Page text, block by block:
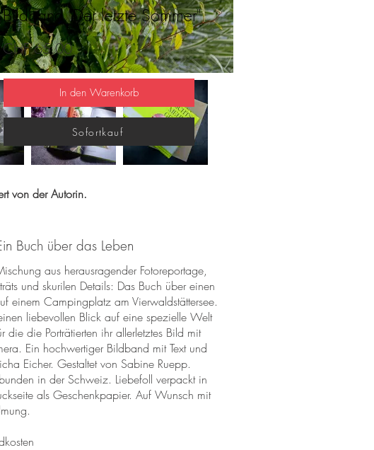
Bildband "Der letzte Sommer"
​
CHF 65.00
In den Warenkorb
Sofortkauf
von der Autorin.
Buch über das Leben
aus herausragender Fotoreportage,
und skurilen Details: Das Buch über einen
einem Campingplatz am Vierwaldstättersee.
liebevollen Blick auf eine spezielle Welt
die die Porträtierten ihr allerletztes Bild mit
Ein hochwertiger Bildband mit Text und
Eicher. Gestaltet von Sabine Ruepp.
in der Schweiz. Liebefoll verpackt in
als Geschenkpapier. Auf Wunsch mit